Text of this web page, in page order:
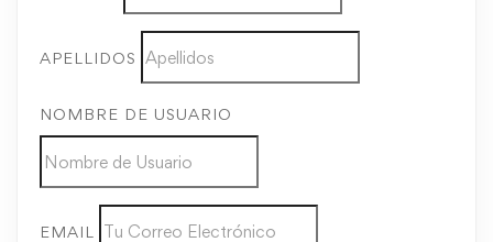
APELLIDOS
NOMBRE DE USUARIO
EMAIL